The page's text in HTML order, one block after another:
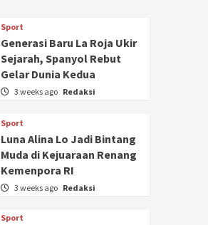
Sport
Generasi Baru La Roja Ukir
Sejarah, Spanyol Rebut
Gelar Dunia Kedua
3 weeks ago Redaksi
Sport
Luna Alina Lo Jadi Bintang
Muda di Kejuaraan Renang
Kemenpora RI
3 weeks ago Redaksi
Sport